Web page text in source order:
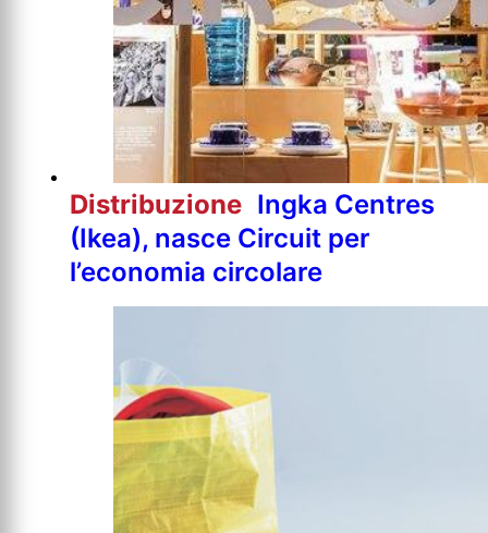
Distribuzione Ingka Centres
(Ikea), nasce Circuit per
l’economia circolare